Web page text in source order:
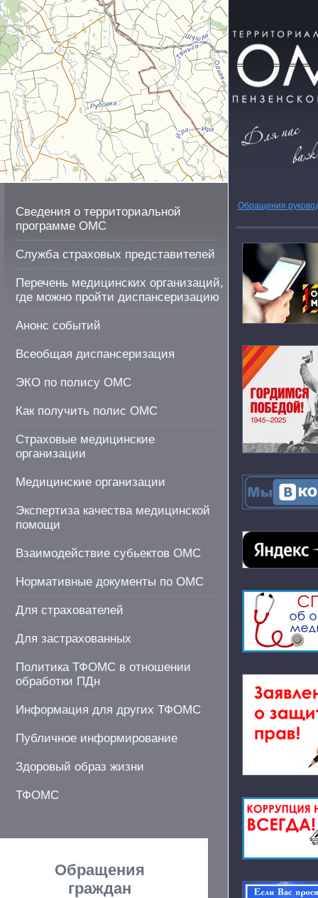
Сведения о территориальной
программе ОМС
Служба страховых представителей
Перечень медицинских организаций,
где можно пройти диспансеризацию
Анонс событий
Всеобщая диспансеризация
ЭКО по полису ОМС
Как получить полис ОМС
Страховые медицинские
организации
Медицинские организации
Экспертиза качества медицинской
помощи
Взаимодействие субьектов ОМС
Нормативные документы по ОМС
Для страхователей
Для застрахованных
Политика ТФОМС в отношении
обработки ПДн
Информация для других ТФОМС
Публичное информирование
Здоровый образ жизни
ТФОМС
Обращения
граждан
Обращения